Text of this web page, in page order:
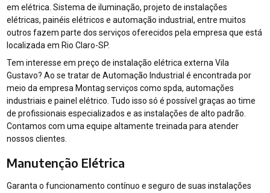
em elétrica. Sistema de iluminação, projeto de instalações
elétricas, painéis elétricos e automação industrial, entre muitos
outros fazem parte dos serviços oferecidos pela empresa que está
localizada em Rio Claro-SP.
Tem interesse em preço de instalação elétrica externa Vila
Gustavo? Ao se tratar de Automação Industrial é encontrada por
meio da empresa Montag serviços como spda, automações
industriais e painel elétrico. Tudo isso só é possível graças ao time
de profissionais especializados e as instalações de alto padrão.
Contamos com uma equipe altamente treinada para atender
nossos clientes.
Manutenção Elétrica
Garanta o funcionamento contínuo e seguro de suas instalações